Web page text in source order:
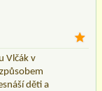
Vlčák v
děti a